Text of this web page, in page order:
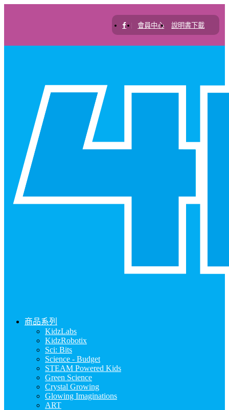
| 會員中心 說明書下載
商品系列
KidzLabs
KidzRobotix
Sci: Bits
Science - Budget
STEAM Powered Kids
Green Science
Crystal Growing
Glowing Imaginations
ART